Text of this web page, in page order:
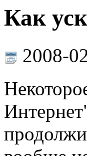
Как
2008-